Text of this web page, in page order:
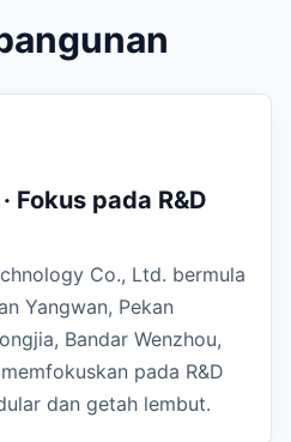
Fokus pada R&D
Co., Ltd. bermula
Yangwan, Pekan
Bandar Wenzhou,
pada R&D
dan getah lembut.